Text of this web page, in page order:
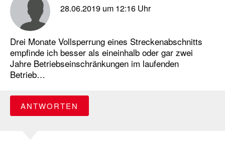
28.06.2019 um 12:16 Uhr
Drei Monate Vollsperrung eines Streckenabschnitts
empfinde ich besser als eineinhalb oder gar zwei
Jahre Betriebseinschränkungen im laufenden
Betrieb…
ANTWORTEN